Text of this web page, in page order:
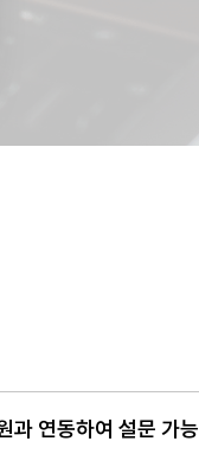
과 연동하여 설문 가능